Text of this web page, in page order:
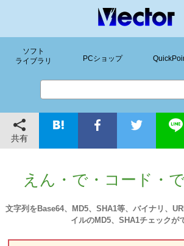
ソフト
ライブラリ
PCショップ
共有
えん・で・コード・
文字列をBase64、MD5、SHA1等、バイナリ、
イルのMD5、SHA1チェックが